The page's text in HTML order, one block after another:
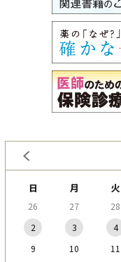
日 月 火
26 27 28
2
3 4
9
10 11